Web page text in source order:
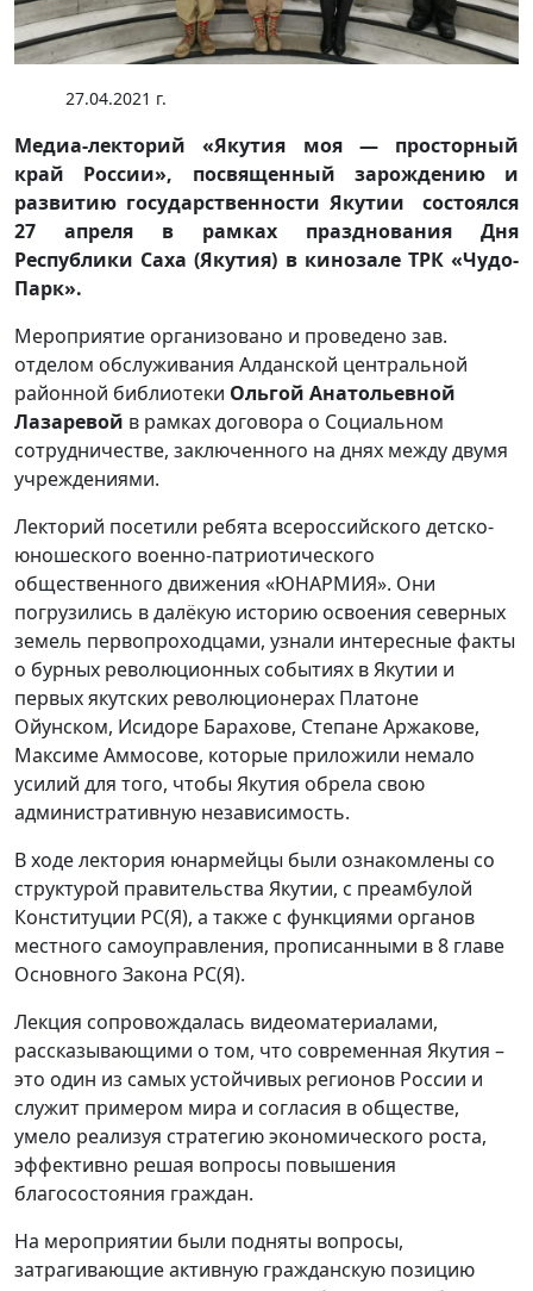
27.04.2021 г.
Медиа-лекторий «Якутия моя — просторный
край России», посвященный зарождению и
развитию государственности Якутии состоялся
27 апреля в рамках празднования Дня
Республики Саха (Якутия) в кинозале ТРК «Чудо-
Парк».
Мероприятие организовано и проведено зав.
отделом обслуживания Алданской центральной
районной библиотеки Ольгой Анатольевной
Лазаревой в рамках договора о Социальном
сотрудничестве, заключенного на днях между двумя
учреждениями.
Лекторий посетили ребята всероссийского детско-
юношеского военно-патриотического
общественного движения «ЮНАРМИЯ». Они
погрузились в далёкую историю освоения северных
земель первопроходцами, узнали интересные факты
о бурных революционных событиях в Якутии и
первых якутских революционерах Платоне
Ойунском, Исидоре Барахове, Степане Аржакове,
Максиме Аммосове, которые приложили немало
усилий для того, чтобы Якутия обрела свою
административную независимость.
В ходе лектория юнармейцы были ознакомлены со
структурой правительства Якутии, с преамбулой
Конституции РС(Я), а также с функциями органов
местного самоуправления, прописанными в 8 главе
Основного Закона РС(Я).
Лекция сопровождалась видеоматериалами,
рассказывающими о том, что современная Якутия –
это один из самых устойчивых регионов России и
служит примером мира и согласия в обществе,
умело реализуя стратегию экономического роста,
эффективно решая вопросы повышения
благосостояния граждан.
На мероприятии были подняты вопросы,
затрагивающие активную гражданскую позицию